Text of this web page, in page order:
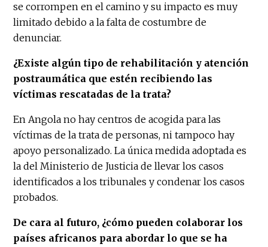
se corrompen en el camino y su impacto es muy
limitado debido a la falta de costumbre de
denunciar.
¿Existe algún tipo de rehabilitación y atención
postraumática que estén recibiendo las
víctimas rescatadas de la trata?
En Angola no hay centros de acogida para las
víctimas de la trata de personas, ni tampoco hay
apoyo personalizado. La única medida adoptada es
la del Ministerio de Justicia de llevar los casos
identificados a los tribunales y condenar los casos
probados.
De cara al futuro, ¿cómo pueden colaborar los
países africanos para abordar lo que se ha